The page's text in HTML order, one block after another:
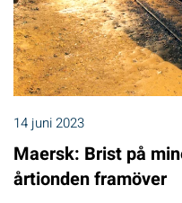
14 juni 2023
Maersk: Brist på
årtionden framöver